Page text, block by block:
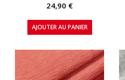
24,90 €
AJOUTER AU PANIER